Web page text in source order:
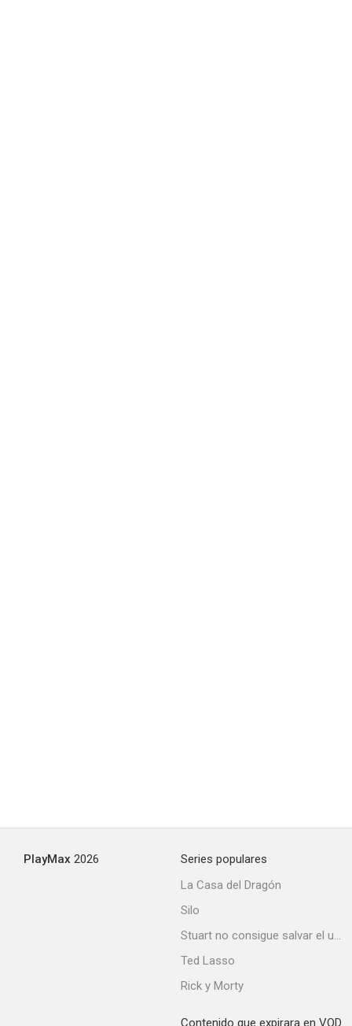
PlayMax 2026
Series populares
La Casa del Dragón
Silo
Stuart no consigue salvar el universo
Ted Lasso
Rick y Morty
Contenido que expirara en VOD